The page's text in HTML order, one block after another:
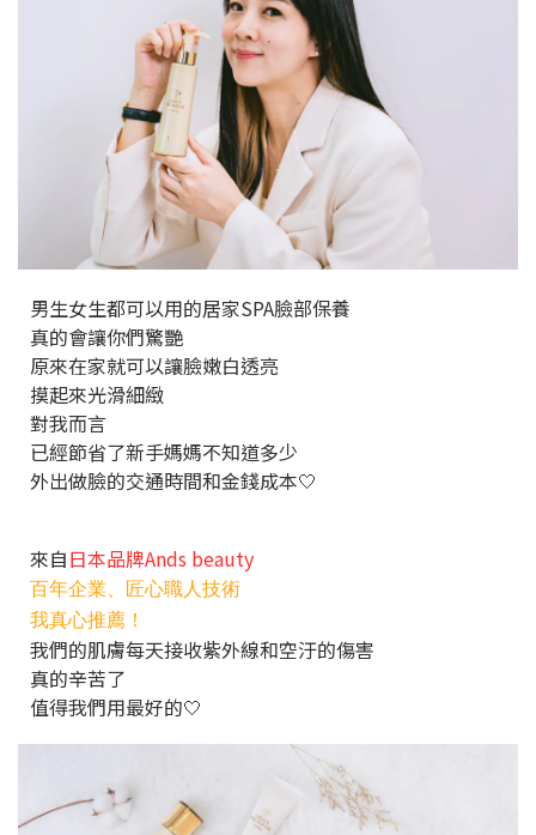
男生女生都可以用的居家SPA臉部保養
真的會讓你們驚艷
原來在家就可以讓臉嫩白透亮
摸起來光滑細緻
對我而言
已經節省了新手媽媽不知道多少
外出做臉的交通時間和金錢成本🤍
來自日本品牌Ands beauty
百年企業、匠心職人技術
我真心推薦！
我們的肌膚每天接收紫外線和空汙的傷害
真的辛苦了
值得我們用最好的🤍